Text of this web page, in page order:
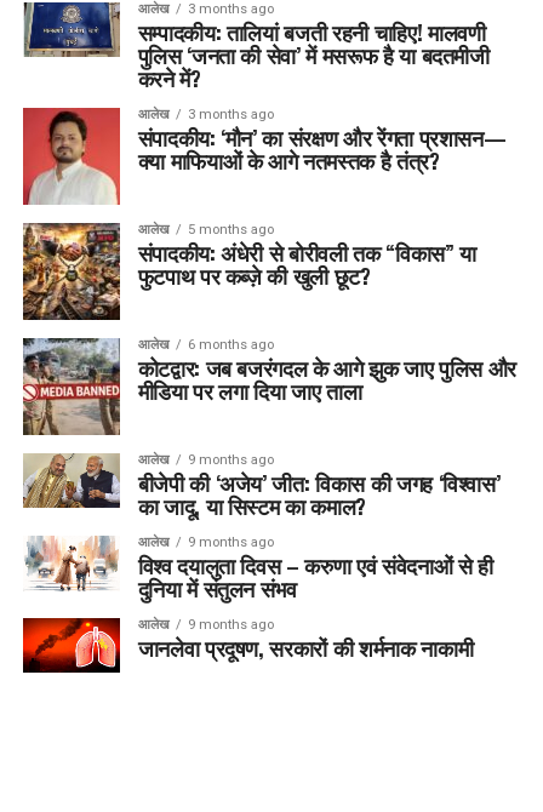
आलेख 3 months ago
सम्पादकीय: तालियां बजती रहनी चाहिए! मालवणी
पुलिस ‘जनता की सेवा’ में मसरूफ है या बदतमीजी
करने में?
आलेख 3 months ago
संपादकीय: ‘मौन’ का संरक्षण और रेंगता प्रशासन—
क्या माफियाओं के आगे नतमस्तक है तंत्र?
आलेख 5 months ago
संपादकीय: अंधेरी से बोरीवली तक “विकास” या
फुटपाथ पर कब्ज़े की खुली छूट?
आलेख 6 months ago
कोटद्वार: जब बजरंगदल के आगे झुक जाए पुलिस और
मीडिया पर लगा दिया जाए ताला
आलेख 9 months ago
बीजेपी की ‘अजेय’ जीत: विकास की जगह ‘विश्वास’
का जादू, या सिस्टम का कमाल?
आलेख 9 months ago
विश्व दयालुता दिवस – करुणा एवं संवेदनाओं से ही
दुनिया में संतुलन संभव
आलेख 9 months ago
जानलेवा प्रदूषण, सरकारों की शर्मनाक नाकामी